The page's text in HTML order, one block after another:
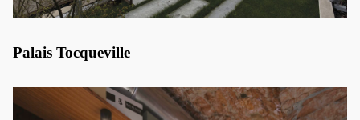
Palais Tocqueville